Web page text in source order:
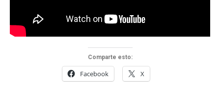
Comparte esto:
Facebook X